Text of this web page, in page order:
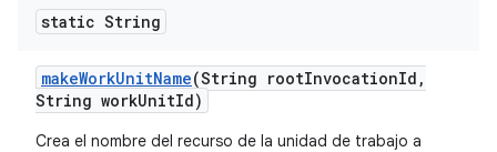
static String
makeWorkUnitName(String rootInvocationId ,
String workUnitId)
Crea el nombre del recurso de la unidad de trabajo a